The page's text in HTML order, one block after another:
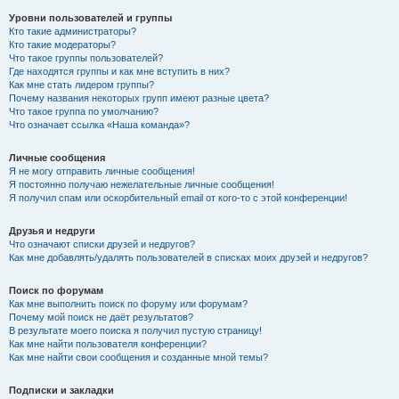
Уровни пользователей и группы
Кто такие администраторы?
Кто такие модераторы?
Что такое группы пользователей?
Где находятся группы и как мне вступить в них?
Как мне стать лидером группы?
Почему названия некоторых групп имеют разные цвета?
Что такое группа по умолчанию?
Что означает ссылка «Наша команда»?
Личные сообщения
Я не могу отправить личные сообщения!
Я постоянно получаю нежелательные личные сообщения!
Я получил спам или оскорбительный email от кого-то с этой конференции!
Друзья и недруги
Что означают списки друзей и недругов?
Как мне добавлять/удалять пользователей в списках моих друзей и недругов?
Поиск по форумам
Как мне выполнить поиск по форуму или форумам?
Почему мой поиск не даёт результатов?
В результате моего поиска я получил пустую страницу!
Как мне найти пользователя конференции?
Как мне найти свои сообщения и созданные мной темы?
Подписки и закладки